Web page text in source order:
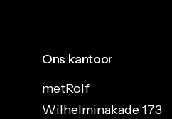
Ons kantoor
metRolf
Wilhelminakade 173